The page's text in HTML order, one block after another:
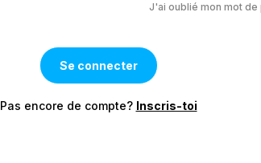
J'ai oublié mon mot de
Pas encore de compte? Inscris-toi